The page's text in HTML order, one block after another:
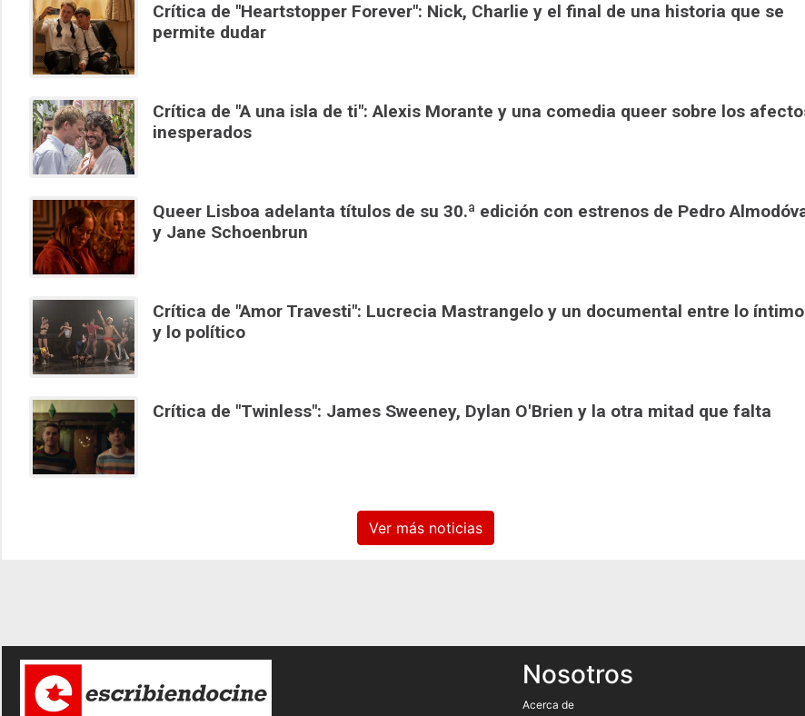
Crítica de "Heartstopper Forever": Nick, Charlie y el final de una historia que se
permite dudar
Crítica de "A una isla de ti": Alexis Morante y una comedia queer sobre los
inesperados
Queer Lisboa adelanta títulos de su 30.ª edición con estrenos de Pedro
y Jane Schoenbrun
Crítica de "Amor Travesti": Lucrecia Mastrangelo y un documental entre lo íntimo
y lo político
Crítica de "Twinless": James Sweeney, Dylan O'Brien y la otra mitad que falta
Ver más noticias
Nosotros
Acerca de